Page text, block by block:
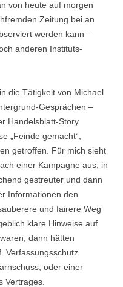
von heute auf morgen
Zeitung bei an
werden kann –
anderen Instituts-
die Tätigkeit von Michael
Gesprächen –
Handelsblatt-Story
„Feinde gemacht“,
getroffen. Für mich sieht
einer Kampagne aus, in
gestreuter und dann
Informationen den
und fairere Weg
klare Hinweise auf
dann hätten
Verfassungsschutz
oder einer
Vertrages.